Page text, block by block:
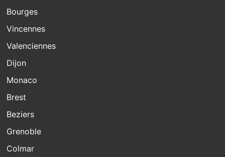
Bourges
Vincennes
Valenciennes
Dijon
Monaco
Brest
Beziers
Grenoble
Colmar